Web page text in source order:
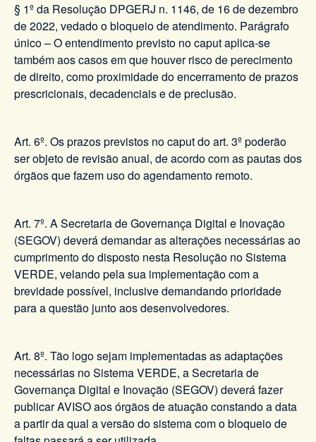
§ 1º da Resolução DPGERJ n. 1146, de 16 de dezembro
de 2022, vedado o bloqueio de atendimento. Parágrafo
único – O entendimento previsto no caput aplica-se
também aos casos em que houver risco de perecimento
de direito, como proximidade do encerramento de prazos
prescricionais, decadenciais e de preclusão.
Art. 6º. Os prazos previstos no caput do art. 3º poderão
ser objeto de revisão anual, de acordo com as pautas dos
órgãos que fazem uso do agendamento remoto.
Art. 7º. A Secretaria de Governança Digital e Inovação
(SEGOV) deverá demandar as alterações necessárias ao
cumprimento do disposto nesta Resolução no Sistema
VERDE, velando pela sua implementação com a
brevidade possível, inclusive demandando prioridade
para a questão junto aos desenvolvedores.
Art. 8º. Tão logo sejam implementadas as adaptações
necessárias no Sistema VERDE, a Secretaria de
Governança Digital e Inovação (SEGOV) deverá fazer
publicar AVISO aos órgãos de atuação constando a data
a partir da qual a versão do sistema com o bloqueio de